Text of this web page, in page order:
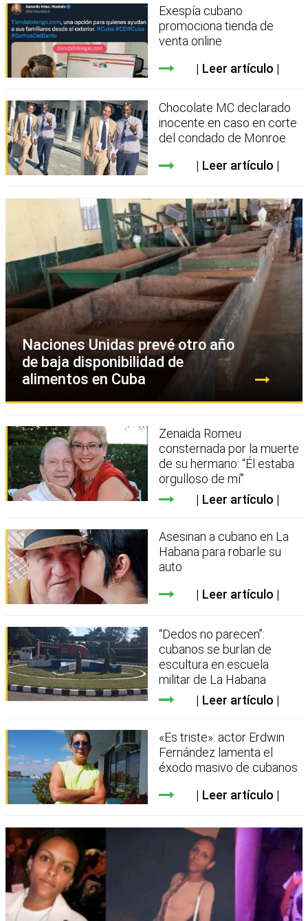
Exespía cubano
promociona tienda de
venta online
Leer artículo
Chocolate MC declarado
inocente en caso en corte
del condado de Monroe
Leer artículo
Naciones Unidas prevé otro año
de baja disponibilidad de
alimentos en Cuba
Zenaida Romeu
consternada por la muerte
de su hermano: “Él estaba
orgulloso de mí”
Leer artículo
Asesinan a cubano en La
Habana para robarle su
auto
Leer artículo
“Dedos no parecen”:
cubanos se burlan de
escultura en escuela
militar de La Habana
Leer artículo
«Es triste»: actor Erdwin
Fernández lamenta el
éxodo masivo de cubanos
Leer artículo